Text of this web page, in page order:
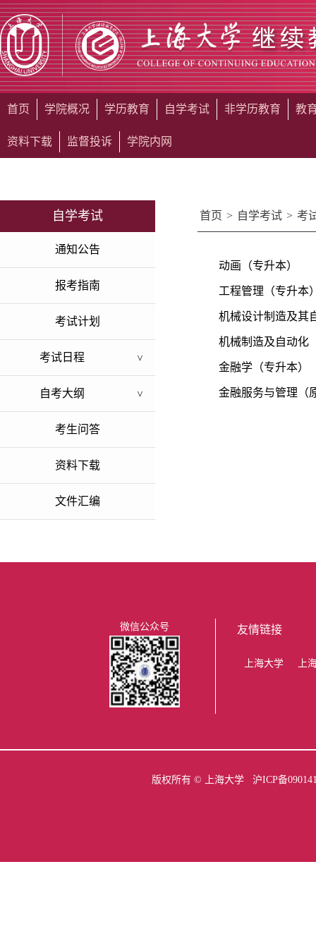
首页 学院概况 学历教育 自学考试 非学历教育 教
资料下载 监督投诉 学院内网
自学考试
通知公告
报考指南
考试计划
考试日程 >
自考大纲 >
考生问答
资料下载
文件汇编
首页 > 自学考试 > 考
动画（专升本）
工程管理（专升本
机械设计制造及其
机械制造及自动化
金融学（专升本）
金融服务与管理（
微信公众号 友情链接
上海大学 上
版权所有 © 上海大学 沪ICP备